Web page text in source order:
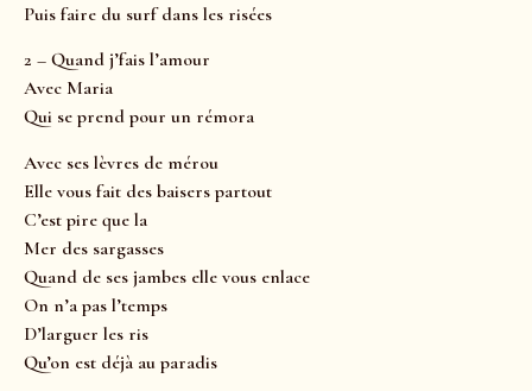
Puis faire du surf dans les risées
2 – Quand j’fais l’amour
Avec Maria
Qui se prend pour un rémora
Avec ses lèvres de mérou
Elle vous fait des baisers partout
C’est pire que la
Mer des sargasses
Quand de ses jambes elle vous enlace
On n’a pas l’temps
D’larguer les ris
Qu’on est déjà au paradis